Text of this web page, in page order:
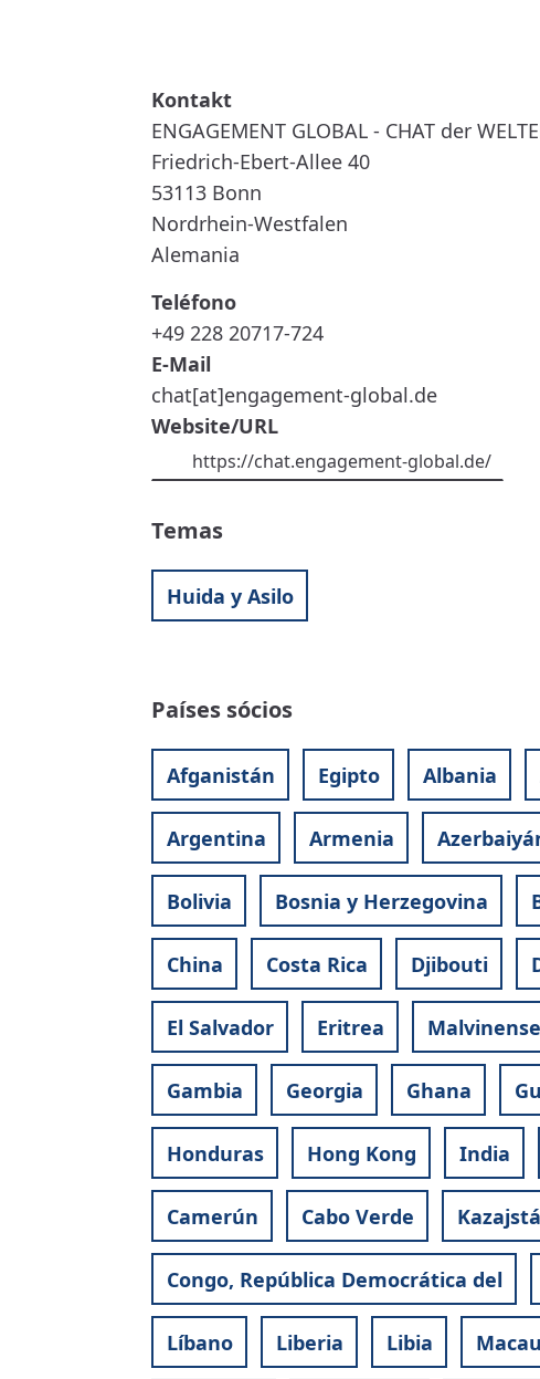
DER
WELTEN
ENGAGEMENT GLOBAL - CHAT der
Friedrich-Ebert-Allee 40
53113 Bonn
Nordrhein-Westfalen
Alemania
Teléfono
+49 228 20717-724
E-Mail
chat[at]engagement-global.de
Website/URL
https://chat.engagement-global.de/
Temas
Huida y Asilo
Países sócios
Afganistán Egipto Albania
Argentina Armenia
Bolivia Bosnia y Herzegovina
China Costa Rica Djibouti
El Salvador Eritrea Malvinense
Gambia Georgia Ghana
Honduras Hong Kong India
Camerún Cabo Verde
Congo, República Democrática del
Líbano Liberia Libia Macau